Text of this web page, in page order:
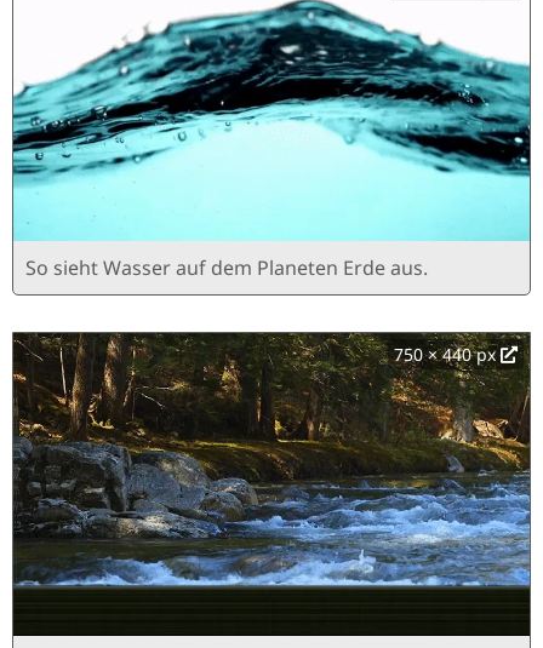
So sieht Wasser auf dem Planeten Erde aus.
750 × 440 px